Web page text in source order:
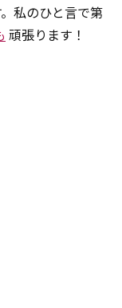
私のひと言で第
頑張ります！